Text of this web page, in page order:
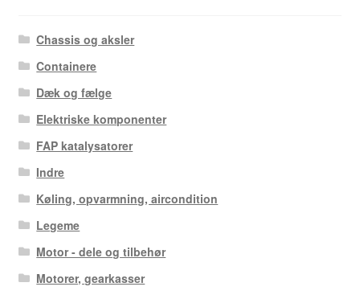
Chassis og aksler
Containere
Dæk og fælge
Elektriske komponenter
FAP katalysatorer
Indre
Køling, opvarmning, aircondition
Legeme
Motor - dele og tilbehør
Motorer, gearkasser